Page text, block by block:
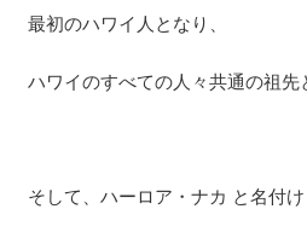
最初のハワイ人となり、
ハワイのすべての人々共通の祖先
そして、ハーロア・ナカ と名付